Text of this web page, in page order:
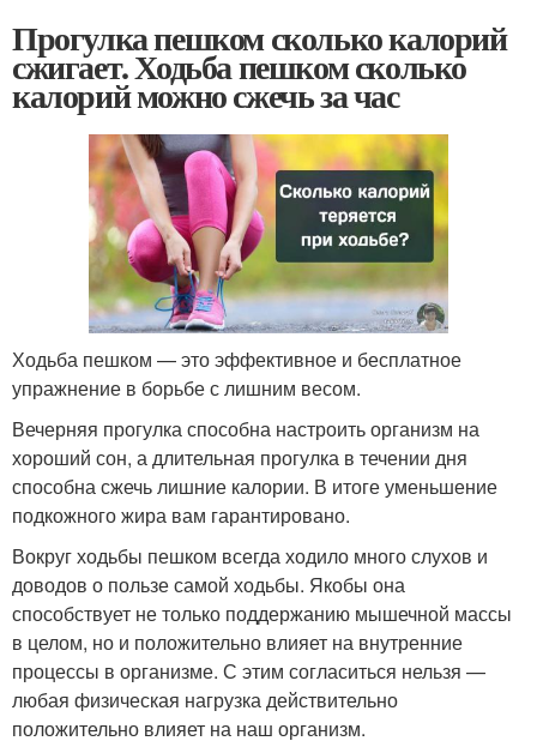
Прогулка пешком сколько калорий
сжигает. Ходьба пешком сколько
калорий можно сжечь за час
Ходьба пешком — это эффективное и бесплатное
упражнение в борьбе с лишним весом.
Вечерняя прогулка способна настроить организм на
хороший сон, а длительная прогулка в течении дня
способна сжечь лишние калории. В итоге уменьшение
подкожного жира вам гарантировано.
Вокруг ходьбы пешком всегда ходило много слухов и
доводов о пользе самой ходьбы. Якобы она
способствует не только поддержанию мышечной массы
в целом, но и положительно влияет на внутренние
процессы в организме. С этим согласиться нельзя —
любая физическая нагрузка действительно
положительно влияет на наш организм.